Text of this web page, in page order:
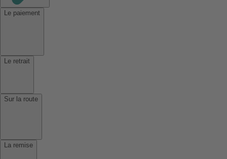
Le paiement
Le retrait
Sur la route
La remise